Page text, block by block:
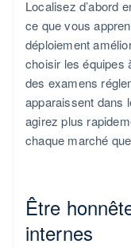
Localisez d’abord
ce que vous
déploiement
choisir les équipes
des examens
apparaissent dans
agirez plus
chaque marché
Être
internes